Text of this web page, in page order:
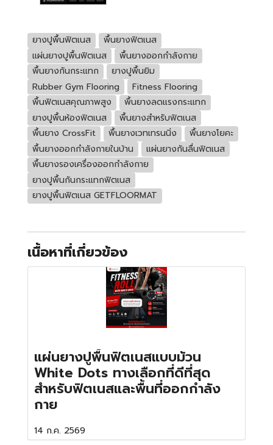
ยางปูพื้นฟิตเนส
พื้นยางฟิตเนส
แผ่นยางปูพื้นฟิตเนส
พื้นยางออกกำลังกาย
พื้นยางกันกระแทก
ยางปูพื้นยิม
Rubber Gym Flooring
Fitness Flooring
พื้นฟิตเนสคุณภาพสูง
พื้นยางลดแรงกระแทก
ยางปูพื้นห้องฟิตเนส
พื้นยางสำหรับฟิตเนส
พื้นยาง CrossFit
พื้นยางเวทเทรนนิ่ง
พื้นยางโยคะ
พื้นยางออกกำลังกายในบ้าน
แผ่นยางกันลื่นฟิตเนส
พื้นยางรองเครื่องออกกำลังกาย
ยางปูพื้นกันกระแทกฟิตเนส
ยางปูพื้นฟิตเนส GETFLOORMAT
เนื้อหาที่เกี่ยวข้อง
แผ่นยางปูพื้นฟิตเนสแบบม้วน
White Dots ทางเลือกที่ดีที่สุด
สำหรับฟิตเนสและพื้นที่ออกกำลัง
กาย
14 ก.ค. 2569